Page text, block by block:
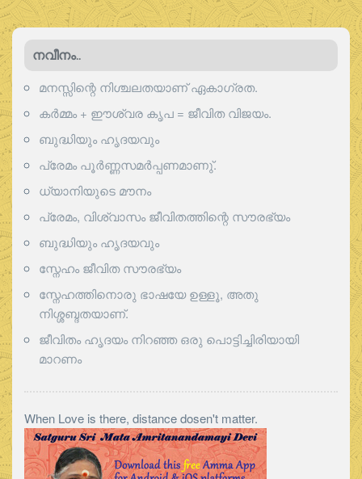
നവീനം..
മനസ്സിന്റെ നിശ്ചലതയാണ് ഏകാഗ്രത.
കർമ്മം + ഈശ്വര കൃപ = ജീവിത വിജയം.
ബുദ്ധിയും ഹൃദയവും
പ്രേമം പൂര്‍ണ്ണസമര്‍പ്പണമാണു്.
ധ്യാനിയുടെ മൗനം
പ്രേമം, വിശ്വാസം ജീവിതത്തിന്റെ സൗരഭ്യം
ബുദ്ധിയും ഹൃദയവും
സ്നേഹം ജീവിത സൗരഭ്യം
സ്നേഹത്തിനൊരു ഭാഷയേ ഉള്ളൂ, അതു
നിശ്ശബ്ദതയാണ്.
ജീവിതം ഹൃദയം നിറഞ്ഞ ഒരു പൊട്ടിച്ചിരിയായി
മാറണം
When Love is there, distance dosen't matter.